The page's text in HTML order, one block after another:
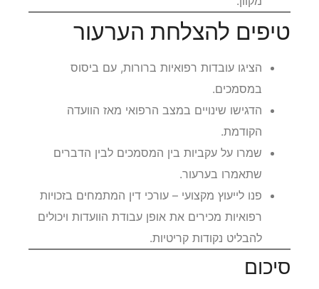
טיפים להצלחת הערעור
הציגו עובדות רפואיות ברורות, עם ביסוס
במסמכים.
הדגישו שינויים במצב הרפואי מאז הוועדה
הקודמת.
שמרו על עקביות בין המסמכים לבין הדברים
שתאמרו בערעור.
פנו לייעוץ מקצועי – עורכי דין המתמחים בזכויות
רפואיות מכירים את אופן עבודת הוועדות ויכולים
להבליט נקודות קריטיות.
סיכום